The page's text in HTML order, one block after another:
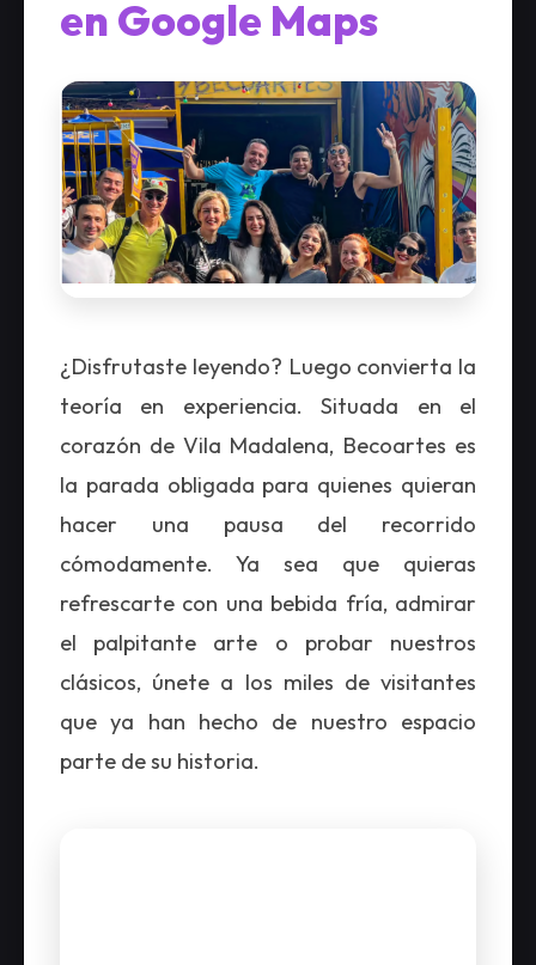
en Google Maps
¿Disfrutaste leyendo? Luego convierta la
teoría en experiencia. Situada en el
corazón de Vila Madalena, Becoartes es
la parada obligada para quienes quieran
hacer una pausa del recorrido
cómodamente. Ya sea que quieras
refrescarte con una bebida fría, admirar
el palpitante arte o probar nuestros
clásicos, únete a los miles de visitantes
que ya han hecho de nuestro espacio
parte de su historia.